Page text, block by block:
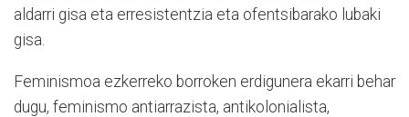
aldarri gisa eta erresistentzia eta ofentsibarako lubaki
gisa.
Feminismoa ezkerreko borroken erdigunera ekarri behar
dugu, feminismo antiarrazista, antikolonialista,